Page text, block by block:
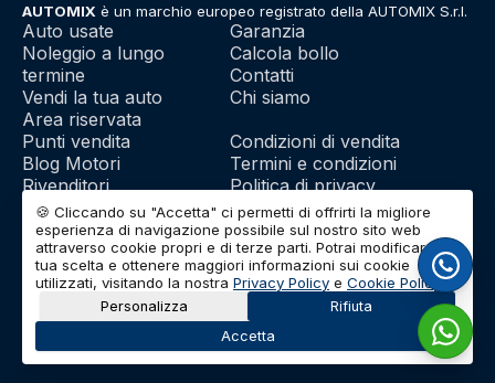
AUTOMIX è un marchio europeo registrato della AUTOMIX S.r.l.
Auto usate
Noleggio a lungo
termine
Vendi la tua auto
Area riservata
Garanzia
Calcola bollo
Contatti
Chi siamo
Punti vendita
Blog Motori
Rivenditori
Franchising
Condizioni di vendita
Termini e condizioni
Politica di privacy
Utilizzo dei cookie
© 2026 | AUTOMIX S.r.l. | Partita IVA: IT01732290703 | Capitale
Sociale: Euro 10.000 i.v.
🍪 Cliccando su "Accetta" ci permetti di offrirti la migliore
esperienza di navigazione possibile sul nostro sito web
attraverso cookie propri e di terze parti. Potrai modificare la
tua scelta e ottenere maggiori informazioni sui cookie
utilizzati, visitando la nostra Privacy Policy e Cookie Policy.
Personalizza
Rifiuta
Accetta